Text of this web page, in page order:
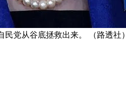
党从谷底拯救出来。 （路透社）